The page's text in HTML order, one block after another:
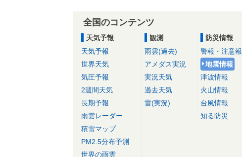
全国のコンテンツ
天気予報
天気予報
世界天気
気圧予報
2週間天気
長期予報
雨雲レーダー
積雪マップ
PM2.5分布予測
世界の雨雲
観測
雨雲(過去)
アメダス実況
実況天気
過去天気
雷(実況)
防災情報
警報・注意報
地震情報
津波情報
火山情報
台風情報
知る防災